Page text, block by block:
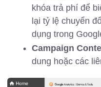
khóa trả phí để
lại tỷ lệ chuyển
dụng trong
Campaign
dung hoặc các